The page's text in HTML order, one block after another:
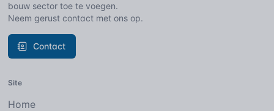
bouw sector toe te voegen.
Neem gerust contact met ons op.
Contact
Site
Home